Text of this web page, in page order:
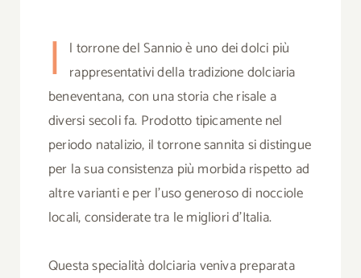
I l torrone del Sannio è uno dei dolci più
rappresentativi della tradizione dolciaria
beneventana, con una storia che risale a
diversi secoli fa. Prodotto tipicamente nel
periodo natalizio, il torrone sannita si distingue
per la sua consistenza più morbida rispetto ad
altre varianti e per l’uso generoso di nocciole
locali, considerate tra le migliori d’Italia.
Questa specialità dolciaria veniva preparata